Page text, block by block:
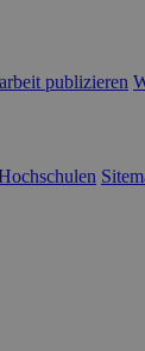
publizieren